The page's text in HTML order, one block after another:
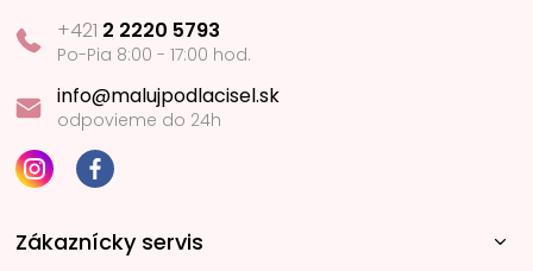
+421 2 2220 5793
Po-Pia 8:00 - 17:00 hod.
info@malujpodlacisel.sk
odpovieme do 24h
Zákaznícky servis